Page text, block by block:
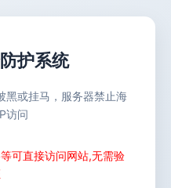
护系统
黑或挂马，服务器禁止海
访问
可直接访问网站,无需验